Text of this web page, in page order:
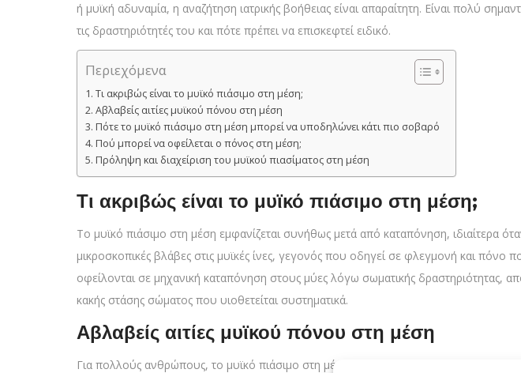
ή μυϊκή αδυναμία, η αναζήτηση ιατρικής βοήθειας είναι απαραίτητη. Είναι πολύ
τις δραστηριότητές του και πότε πρέπει να επισκεφτεί ειδικό.
Περιεχόμενα
Τι ακριβώς είναι το μυϊκό πιάσιμο στη μέση;
Αβλαβείς αιτίες μυϊκού πόνου στη μέση
Πότε το μυϊκό πιάσιμο στη μέση μπορεί να υποδηλώνει κάτι πιο σοβαρό
Πού μπορεί να οφείλεται ο πόνος στη μέση;
Πρόληψη και διαχείριση του μυϊκού πιασίματος στη μέση
Τι ακριβώς είναι το μυϊκό πιάσιμο στη μέση;
Το μυϊκό πιάσιμο στη μέση εμφανίζεται συνήθως μετά από καταπόνηση, ιδιαίτερα
μικροσκοπικές βλάβες στις μυϊκές ίνες, γεγονός που οδηγεί σε φλεγμονή και
οφείλονται σε μηχανική καταπόνηση στους μύες λόγω σωματικής
κακής στάσης σώματος που υιοθετείται συστηματικά.
Αβλαβείς αιτίες μυϊκού πόνου στη μέση
Για πολλούς ανθρώπους, το μυϊκό πιάσιμο στη μέση είναι απλώς αποτέλεσμα